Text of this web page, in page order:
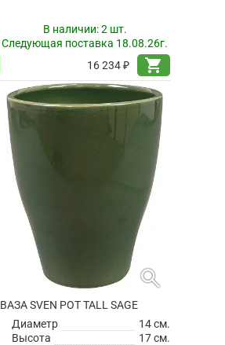
В наличии:2 шт.
Следующая поставка 18.08.26г.
16 234 ₽
shopping_cart
search
ВАЗА SVEN POT TALL SAGE
Диаметр
14 см.
Высота
17 см.